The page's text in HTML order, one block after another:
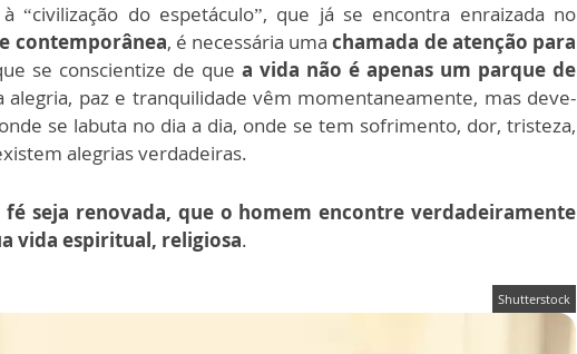
“civilização do espetáculo”, que já se encontra enraizada no
contemporânea, é necessária umachamada de atenção para
se conscientize de que a vida não é apenas um parque de
alegria, paz e tranquilidade vêm momentaneamente, mas deve-
se labuta no dia a dia, onde se tem sofrimento, dor, tristeza,
alegrias verdadeiras.
fé seja renovada, que o homem encontre verdadeiramente
vida espiritual, religiosa.
Shutterstock